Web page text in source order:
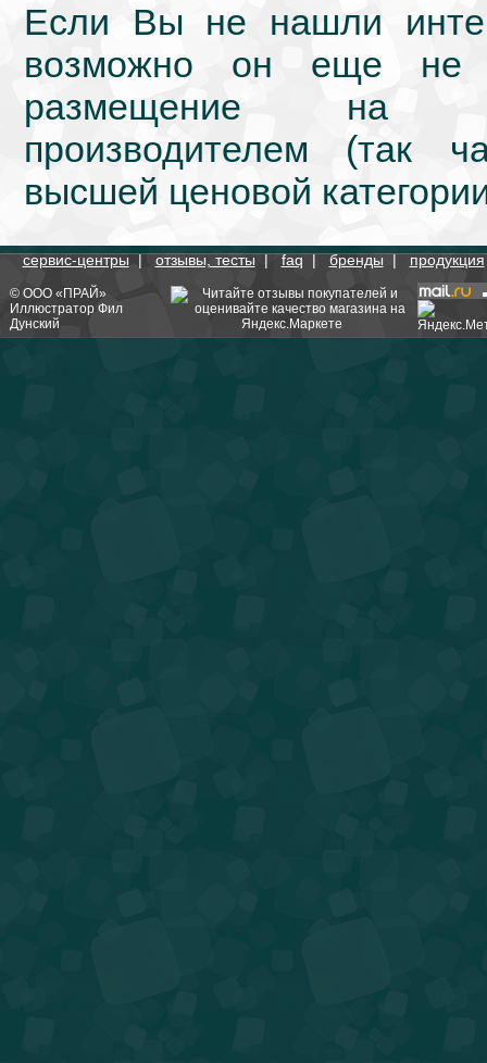
Если Вы не нашли
возможно он еще не
размещение на
производителем (так
высшей ценовой
сервис-центры|отзывы, тесты|faq|бренды|продукция
© ООО «ПРАЙ»
Иллюстратор Фил
Дунский